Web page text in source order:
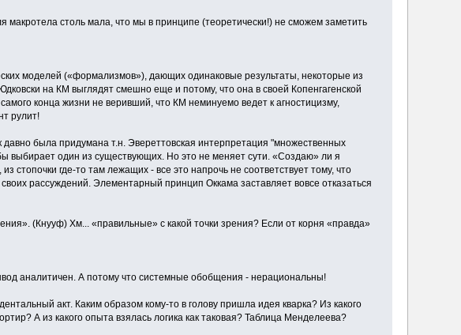
столь мала, что мы в принципе (теоретически!) не сможем заметить
моделей («формализмов»), дающих одинаковые результаты, некоторые из
на КМ выглядят смешно еще и потому, что она в своей Копенгагенской
конца жизни не веривший, что КМ неминуемо ведет к агностицизму,
рулит!
была придумана т.н. Эвереттовская интерпретация "множественных
один из существующих. Но это не меняет сути. «Создаю» ли я
стопочки где-то там лежащих - все это напрочь не соответствует тому, что
рассуждений. Элементарный принцип Оккама заставляет вовсе отказаться
(Кнууф) Хм... «правильные» с какой точки зрения? Если от корня «правда»
аналитичен. А потому что системные обобщения - нерациональны!
акт. Каким образом кому-то в голову пришла идея кварка? Из какого
А из какого опыта взялась логика как таковая? Таблица Менделеева?